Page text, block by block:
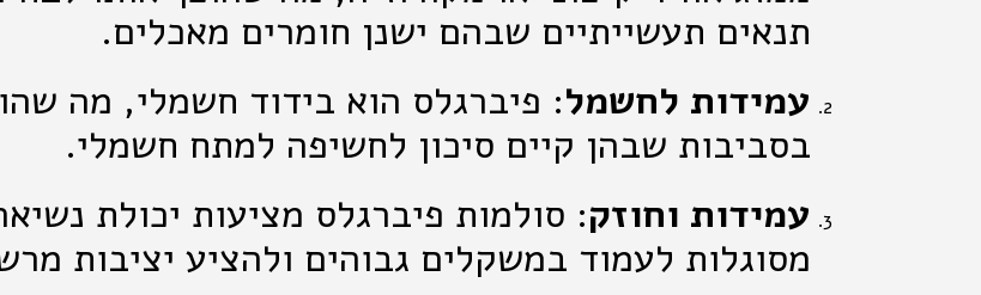
תנאים תעשייתיים שבהם ישנן חומרים מאכלים.
עמידות לחשמל: פיברגלס הוא בידוד חשמלי, מה
בסביבות שבהן קיים סיכון לחשיפה למתח חשמלי.
עמידות וחוזק: סולמות פיברגלס מציעות יכולת
מסוגלות לעמוד במשקלים גבוהים ולהציע יציבות